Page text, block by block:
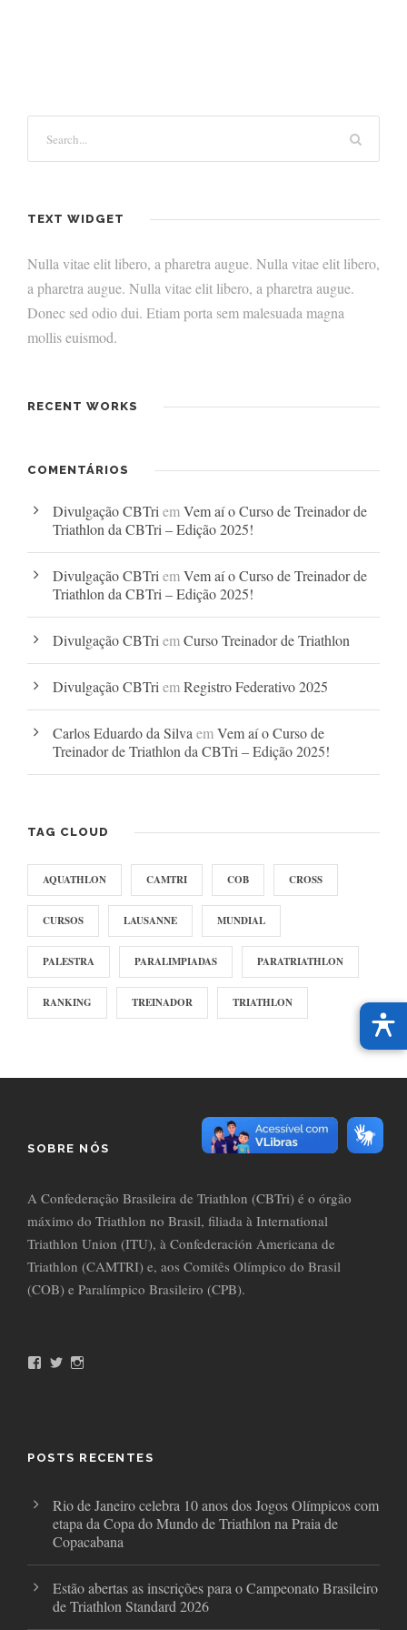
TEXT WIDGET
Nulla vitae elit libero, a pharetra augue. Nulla vitae elit libero,
a pharetra augue. Nulla vitae elit libero, a pharetra augue.
Donec sed odio dui. Etiam porta sem malesuada magna
mollis euismod.
RECENT WORKS
COMENTÁRIOS
Divulgação CBTriemVem aí o Curso de Treinador de
Triathlon da CBTri – Edição 2025!
Divulgação CBTriemVem aí o Curso de Treinador de
Triathlon da CBTri – Edição 2025!
Divulgação CBTriemCurso Treinador de Triathlon
Divulgação CBTriemRegistro Federativo 2025
Carlos Eduardo da SilvaemVem aí o Curso de
Treinador de Triathlon da CBTri – Edição 2025!
TAG CLOUD
AQUATHLON CAMTRI COB CROSS
CURSOS LAUSANNE MUNDIAL
PALESTRA PARALIMPIADAS PARATRIATHLON
RANKING TREINADOR TRIATHLON
SOBRE NÓS
A Confederação Brasileira de Triathlon (CBTri) é o órgão
máximo do Triathlon no Brasil, filiada à International
Triathlon Union (ITU), à Confederación Americana de
Triathlon (CAMTRI) e, aos Comitês Olímpico do Brasil
(COB) e Paralímpico Brasileiro (CPB).
k
T
a
POSTS RECENTES
Rio de Janeiro celebra 10 anos dos Jogos Olímpicos com
etapa da Copa do Mundo de Triathlon na Praia de
Copacabana
Estão abertas as inscrições para o Campeonato Brasileiro
de Triathlon Standard 2026